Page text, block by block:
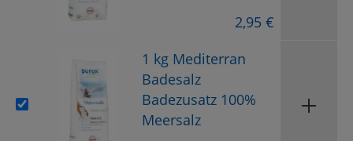
2,95 €
1 kg Mediterran
Badesalz
Badezusatz 100%
Meersalz